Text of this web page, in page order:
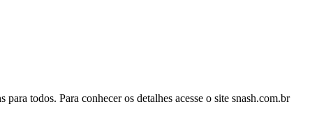
todos. Para conhecer os detalhes acesse o site snash.com.br